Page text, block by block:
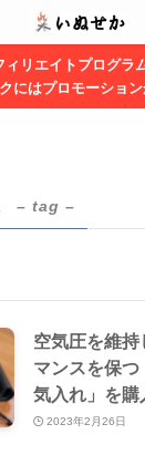
リエイトプログラ
にはプロモーション
– tag –
空気圧を維
マンスを保
気入れ」を購
2023年2月26日